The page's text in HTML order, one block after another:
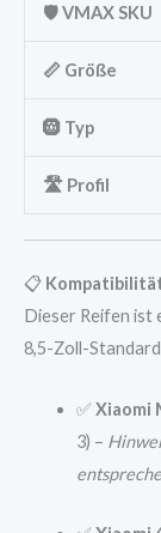
🛡️ VMAX SKU
📏 Größe
🛞 Typ
🛣️ Profil
📋
Dieser Reifen ist
8,5-Zoll-
✅ Xiaomi
3) –